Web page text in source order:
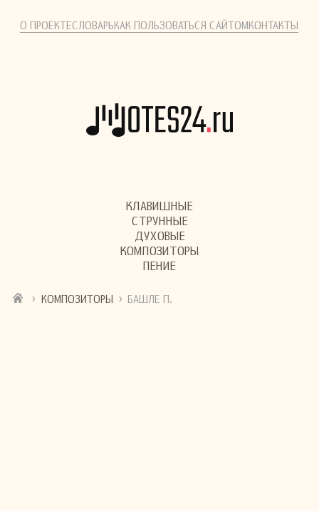
О ПРОЕКТЕСЛОВАРЬКАК ПОЛЬЗОВАТЬСЯ САЙТОМКОНТАКТЫ
КЛАВИШНЫЕ
СТРУННЫЕ
ДУХОВЫЕ
КОМПОЗИТОРЫ
ПЕНИЕ
› КОМПОЗИТОРЫ › БАШЛЕ П.